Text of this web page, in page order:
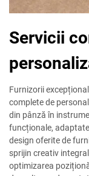
Servicii
Furnizorii
complete de
din pânză în
funcționale,
design oferite de
sprijin creativ
optimizarea